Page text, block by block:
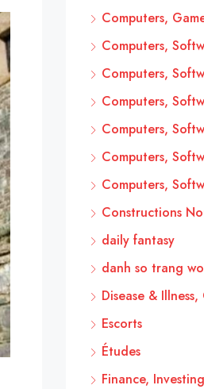
Computers,
Computers,
Computers,
Computers,
Computers,
Computers,
Computers,
Constructions
daily fantasy
danh so trang
Disease &
Escorts
Études
Finance, Investing